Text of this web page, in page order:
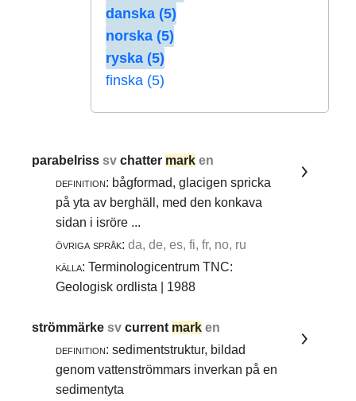
danska (5)
norska (5)
ryska (5)
finska (5)
parabelrisssvchatter mark en
definition: bågformad, glacigen spricka
på yta av berghäll, med den konkava
sidan i isröre ...
övriga språk: da, de, es, fi, fr, no, ru
källa: Terminologicentrum TNC:
Geologisk ordlista | 1988
strömmärkesvcurrent mark en
definition: sedimentstruktur, bildad
genom vattenströmmars inverkan på en
sedimentyta